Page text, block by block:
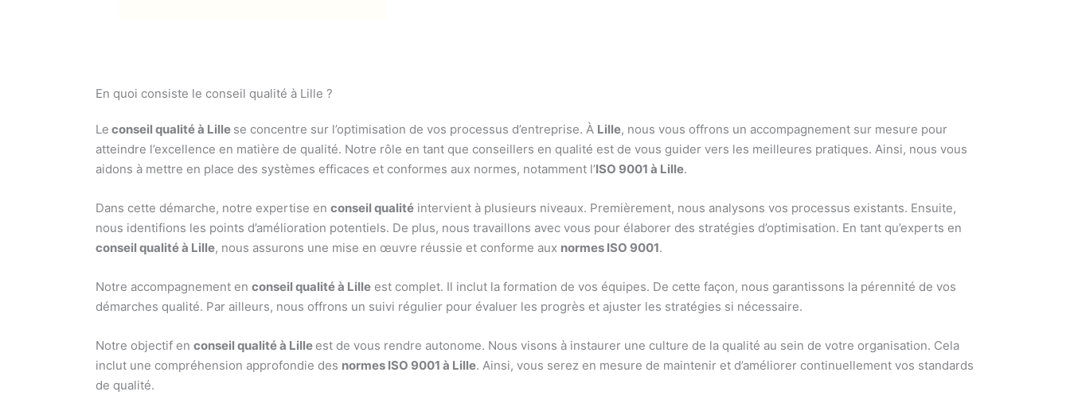
En quoi consiste le conseil qualité à Lille ?
Le conseil qualité à Lille se concentre sur l’optimisation de vos processus d’entreprise. À Lille, nous vous offrons un accompagnement sur mesure pour
atteindre l’excellence en matière de qualité. Notre rôle en tant que conseillers en qualité est de vous guider vers les meilleures pratiques. Ainsi, nous vous
aidons à mettre en place des systèmes efficaces et conformes aux normes, notamment l’ISO 9001 à Lille.
Dans cette démarche, notre expertise enconseil qualité intervient à plusieurs niveaux. Premièrement, nous analysons vos processus existants. Ensuite,
nous identifions les points d’amélioration potentiels. De plus, nous travaillons avec vous pour élaborer des stratégies d’optimisation. En tant qu’experts en
conseil qualité à Lille, nous assurons une mise en œuvre réussie et conforme aux normes ISO 9001.
Notre accompagnement enconseil qualité à Lille est complet. Il inclut la formation de vos équipes. De cette façon, nous garantissons la pérennité de vos
démarches qualité. Par ailleurs, nous offrons un suivi régulier pour évaluer les progrès et ajuster les stratégies si nécessaire.
Notre objectif enconseil qualité à Lille est de vous rendre autonome. Nous visons à instaurer une culture de la qualité au sein de votre organisation. Cela
inclut une compréhension approfondie des normes ISO 9001 à Lille. Ainsi, vous serez en mesure de maintenir et d’améliorer continuellement vos standards
de qualité.